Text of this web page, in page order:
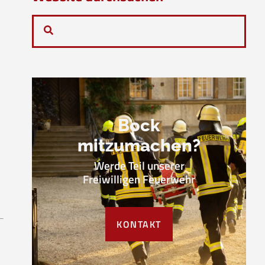
Bock
mitzumachen?
Werde Teil unserer
Freiwilligen Feuerwehr
KONTAKT